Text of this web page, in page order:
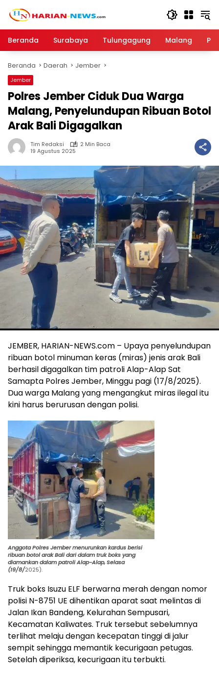
Beranda
Surabaya Tulungagung Malang
Beranda Daerah Jember
Jember
Polres Jember Ciduk Dua Warga
Malang, Penyelundupan Ribuan Botol
Arak Bali Digagalkan
Tim Redaksi
2 Min Baca
19 Agustus 2025
JEMBER, HARIAN-NEWS.com – Upaya penyelundupan
ribuan botol minuman keras (miras) jenis arak Bali
berhasil digagalkan tim patroli Alap-Alap Sat
Samapta Polres Jember, Minggu pagi (17/8/2025).
Dua warga Malang yang mengangkut miras ilegal itu
kini harus berurusan dengan polisi.
Anggota Polres Jember menurunkan kardus berisi
ribuan botol arak Bali dari dalam truk boks yang
diamankan dalam patroli Alap-Alap, Selasa
(19/8/2025).
Truk boks Isuzu ELF berwarna merah dengan nomor
polisi N-8751 UE dihentikan aparat saat melintas di
Jalan Ikan Bandeng, Kelurahan Sempusari,
Kecamatan Kaliwates. Truk tersebut sebelumnya
terlihat melaju dengan kecepatan tinggi di jalur
sempit sehingga memantik kecurigaan petugas.
Setelah diperiksa, kecurigaan itu terbukti.